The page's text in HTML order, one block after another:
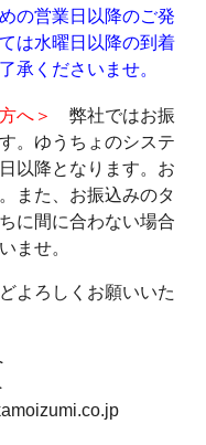
の営業日以降のご発
は水曜日以降の到着
承くださいませ。
へ＞
弊社ではお振
。ゆうちょのシステ
以降となります。お
また、お振込みのタ
に間に合わない場合
ませ。
よろしくお願いいた